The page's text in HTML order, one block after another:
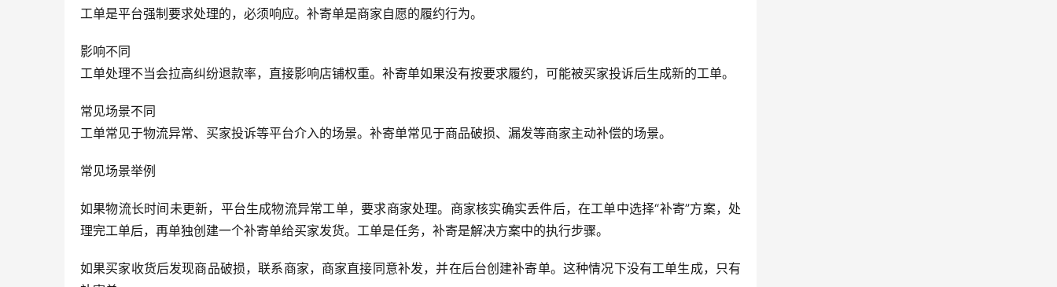
工单是平台强制要求处理的，必须响应。补寄单是商家自愿的履约行为。
影响不同
工单处理不当会拉高纠纷退款率，直接影响店铺权重。补寄单如果没有按要求履约，可能被买家投诉后生成新的工单。
常见场景不同
工单常见于物流异常、买家投诉等平台介入的场景。补寄单常见于商品破损、漏发等商家主动补偿的场景。
常见场景举例
如果物流长时间未更新，平台生成物流异常工单，要求商家处理。商家核实确实丢件后，在工单中选择“补寄”方案，处
理完工单后，再单独创建一个补寄单给买家发货。工单是任务，补寄是解决方案中的执行步骤。
如果买家收货后发现商品破损，联系商家，商家直接同意补发，并在后台创建补寄单。这种情况下没有工单生成，只有